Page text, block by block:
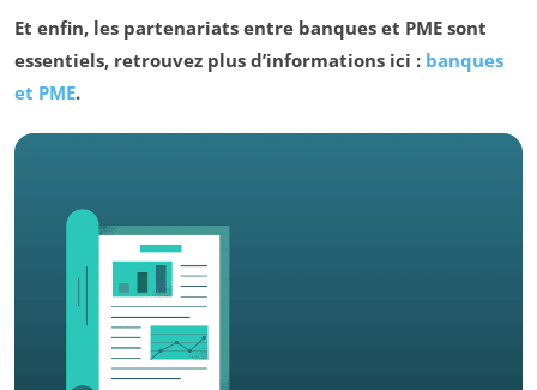
Et enfin, les partenariats entre banques et PME sont
essentiels, retrouvez plus d’informations ici : banques
et PME.